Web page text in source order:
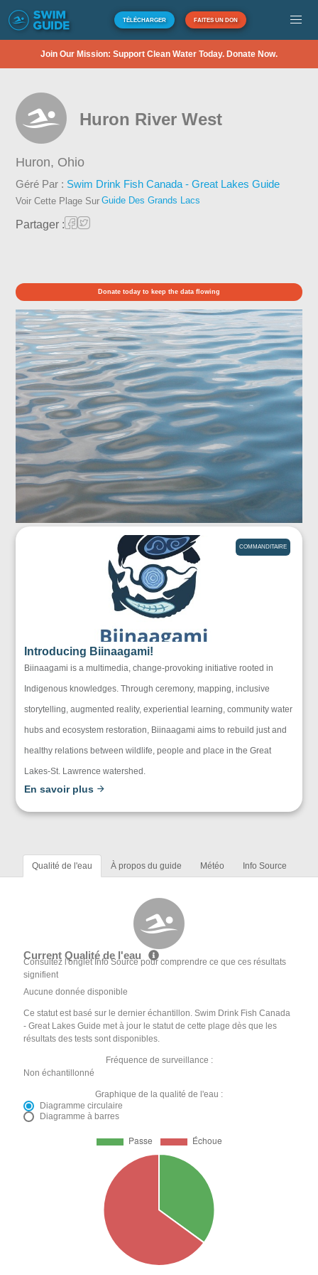
TÉLÉCHARGER FAITES UN DON
Join Our Mission: Support Clean Water Today. Donate Now.
Huron River West
Huron, Ohio
Géré Par : Swim Drink Fish Canada - Great Lakes Guide
Voir Cette Plage Sur Guide Des Grands Lacs
Partager :
Donate today to keep the data flowing
COMMANDITAIRE
Introducing Biinaagami!
Biinaagami is a multimedia, change-provoking initiative rooted in
Indigenous knowledges. Through ceremony, mapping, inclusive
storytelling, augmented reality, experiential learning, community water
hubs and ecosystem restoration, Biinaagami aims to rebuild just and
healthy relations between wildlife, people and place in the Great
Lakes-St. Lawrence watershed.
En savoir plus
Qualité de l'eau À propos du guide Météo Info Source
Current Qualité de l'eau
Consultez l'onglet Info Source pour comprendre ce que ces résultats
signifient
Aucune donnée disponible
Ce statut est basé sur le dernier échantillon. Swim Drink Fish Canada
- Great Lakes Guide met à jour le statut de cette plage dès que les
résultats des tests sont disponibles.
Fréquence de surveillance :
Non échantillonné
Graphique de la qualité de l'eau :
Diagramme circulaire
Diagramme à barres